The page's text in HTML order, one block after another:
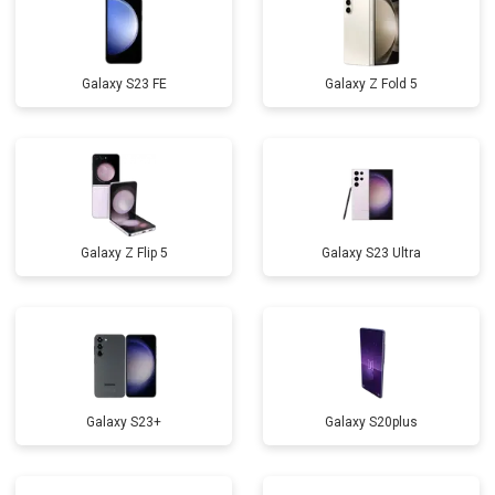
Galaxy S23 FE Galaxy Z Fold 5
Galaxy Z Flip 5 Galaxy S23 Ultra
Galaxy S23+ Galaxy S20plus